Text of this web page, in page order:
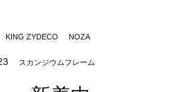
KING ZYDECO NOZA
スカンジウムフレーム